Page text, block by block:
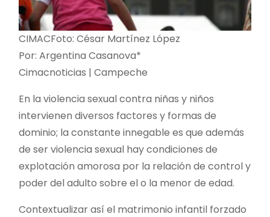
CIMACFoto: César Martínez López
Por: Argentina Casanova*
Cimacnoticias | Campeche
En la violencia sexual contra niñas y niños
intervienen diversos factores y formas de
dominio; la constante innegable es que además
de ser violencia sexual hay condiciones de
explotación amorosa por la relación de control y
poder del adulto sobre el o la menor de edad.
Contextualizar así el matrimonio infantil forzado